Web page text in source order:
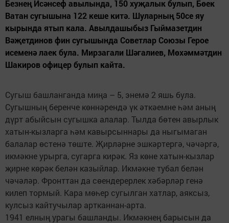
Безнең Исәнсеф авылында, 150 хуҗалык булып, Бөек
Ватан сугышына 122 кеше китә. Шуларның 50се яу
кырында ятып кала. Авылдашыбыз Гыймазетдин
Вәҗетдинов фин сугышында Советлар Союзы Герое
исеменә лаек була. Мирзагали Шәгалиев, Мөхәммәтдин
Шакиров офицер булып кайта.
Сугыш башланганда миңа – 5, энемә 2 яшь була.
Сугышның беренче көннәрендә үк әткәемне һәм аның
дүрт абыйсын сугышка алалар. Тылда бөтен авырлык
хатын-кызларга һәм кавырсыннары да ныгымаган
балалар өстенә төште. Җирләрне эшкәртергә, чәчәргә,
икмәкне урырга, сугарга кирәк. Яз көне хатын-кызлар
җирне көрәк белән казыйлар. Икмәкне тубал белән
чәчәләр. Фронттан да сөендерерлек хәбәрләр генә
килеп тормый. Кара мөһер сугылган хатлар, аяксыз,
кулсыз кайтучылар артканнан-арта.
1941 елның урагы башланды. Икмәкнең барысын да